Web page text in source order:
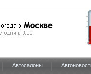
Автосалоны